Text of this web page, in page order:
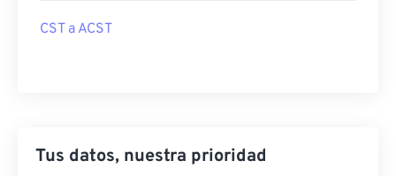
CST a ACST
Tus datos, nuestra prioridad